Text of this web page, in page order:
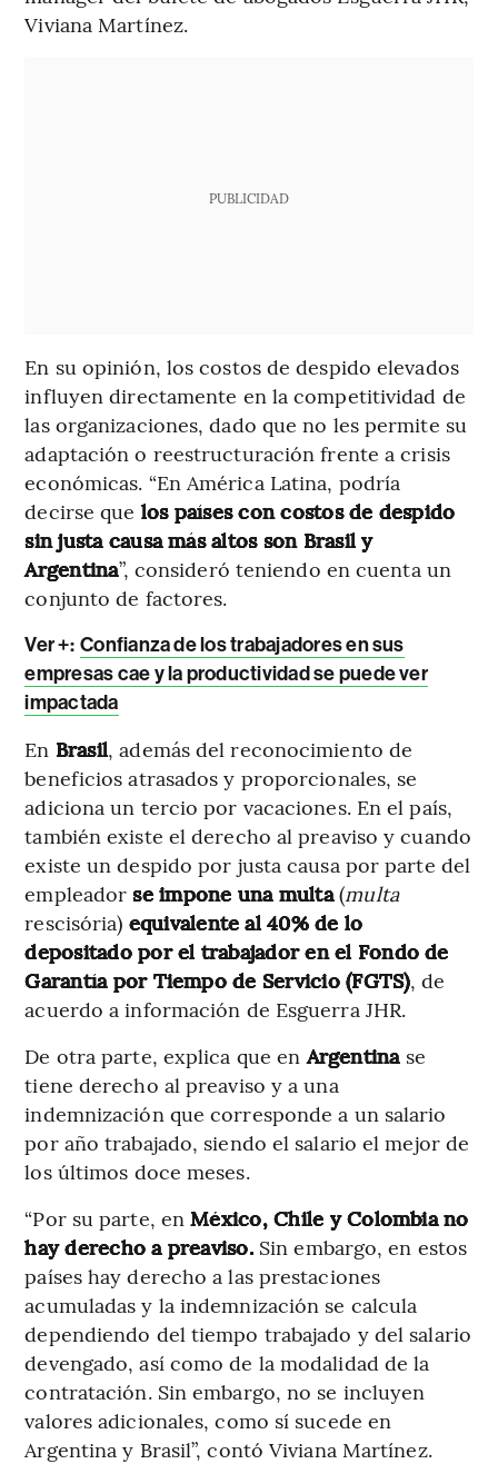
Viviana Martínez.
PUBLICIDAD
En su opinión, los costos de despido elevados
influyen directamente en la competitividad de
las organizaciones, dado que no les permite su
adaptación o reestructuración frente a crisis
económicas. “En América Latina, podría
decirse que los países con costos de despido
sin justa causa más altos son Brasil y
Argentina”, consideró teniendo en cuenta un
conjunto de factores.
Ver +: Confianza de los trabajadores en sus
empresas cae y la productividad se puede ver
impactada
En Brasil, además del reconocimiento de
beneficios atrasados y proporcionales, se
adiciona un tercio por vacaciones. En el país,
también existe el derecho al preaviso y cuando
existe un despido por justa causa por parte del
empleadorse impone una multa(multa
rescisória) equivalente al 40% de lo
depositado por el trabajador en el Fondo de
Garantía por Tiempo de Servicio (FGTS), de
acuerdo a información de Esguerra JHR.
De otra parte, explica que en Argentinase
tiene derecho al preaviso y a una
indemnización que corresponde a un salario
por año trabajado, siendo el salario el mejor de
los últimos doce meses.
“Por su parte, enMéxico, Chile y Colombia no
hay derecho a preaviso.Sin embargo, en estos
países hay derecho a las prestaciones
acumuladas y la indemnización se calcula
dependiendo del tiempo trabajado y del salario
devengado, así como de la modalidad de la
contratación. Sin embargo, no se incluyen
valores adicionales, como sí sucede en
Argentina y Brasil”, contó Viviana Martínez.